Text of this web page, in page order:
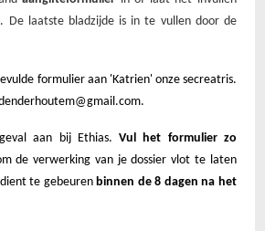
De laatste bladzijde is in te vullen door de
formulier aan 'Katrien' onze secreatris.
.
aan bij Ethias.Vul het formulier zo
de verwerking van je dossier vlot te laten
te gebeuren binnen de 8 dagen na het